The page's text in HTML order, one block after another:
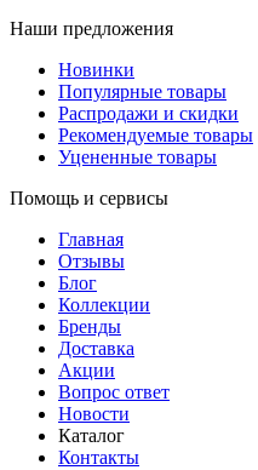
Наши предложения
Новинки
Популярные товары
Распродажи и скидки
Рекомендуемые товары
Уцененные товары
Помощь и сервисы
Главная
Отзывы
Блог
Коллекции
Бренды
Доставка
Акции
Вопрос ответ
Новости
Каталог
Контакты